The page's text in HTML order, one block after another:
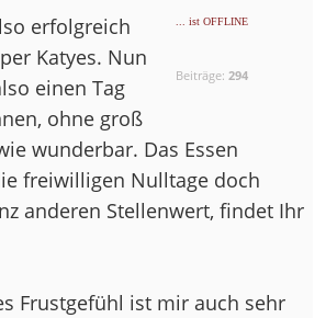
... ist OFFLINE
Beiträge: 294
erfolgreich
Katyes. Nun
einen Tag
ohne groß
wunderbar. Das Essen
freiwilligen Nulltage doch
anderen Stellenwert, findet Ihr
Frustgefühl ist mir auch sehr